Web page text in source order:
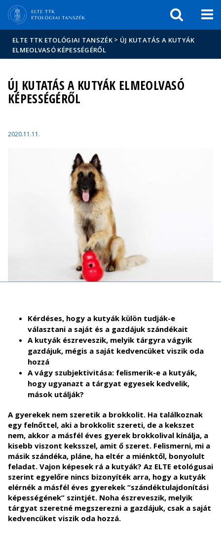
sajtóban
ELTE TTK ETOLÓGIAI TANSZÉK > ÚJ KUTATÁS A KUTYÁK
ELMEOLVASÓ KÉPESSÉGÉRŐL
ÚJ KUTATÁS A KUTYÁK ELMEOLVASÓ
KÉPESSÉGÉRŐL
2020.11.11.
Kérdéses, hogy a kutyák külön tudják-e
választani a saját és a gazdájuk szándékait
A kutyák észreveszik, melyik tárgyra vágyik
gazdájuk, mégis a saját kedvencüket viszik oda
hozzá
A vágy szubjektivitása: felismerik-e a kutyák,
hogy ugyanazt a tárgyat egyesek kedvelik,
mások utálják?
A gyerekek nem szeretik a brokkolit. Ha találkoznak
egy felnőttel, aki a brokkolit szereti, de a kekszet
nem, akkor a másfél éves gyerek brokkolival kínálja, a
kisebb viszont keksszel, amit ő szeret. Felismerni, mi a
másik szándéka, pláne, ha eltér a miénktől, bonyolult
feladat. Vajon képesek rá a kutyák? Az ELTE etológusai
szerint egyelőre nincs bizonyíték arra, hogy a kutyák
elérnék a másfél éves gyerekek “szándéktulajdonítási
képességének” szintjét. Noha észreveszik, melyik
tárgyat szeretné megszerezni a gazdájuk, csak a saját
kedvencüket viszik oda hozzá.